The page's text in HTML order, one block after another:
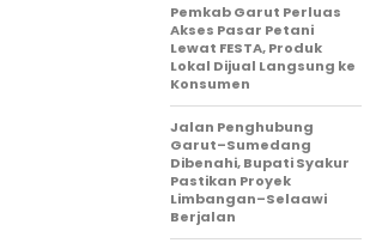
Pemkab Garut Perluas
Akses Pasar Petani
Lewat FESTA, Produk
Lokal Dijual Langsung ke
Konsumen
Jalan Penghubung
Garut–Sumedang
Dibenahi, Bupati Syakur
Pastikan Proyek
Limbangan–Selaawi
Berjalan